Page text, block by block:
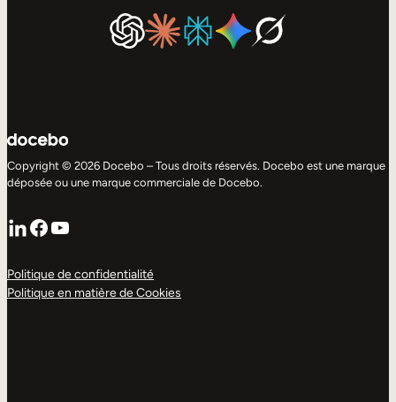
Copyright © 2026 Docebo – Tous droits réservés. Docebo est une marque
déposée ou une marque commerciale de Docebo.
LinkedIn
Facebook
YouTube
Politique de confidentialité
Politique en matière de Cookies